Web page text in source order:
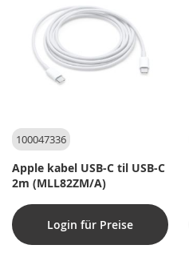
100047336
Apple kabel USB-C til USB-C
2m (MLL82ZM/A)
Login für Preise